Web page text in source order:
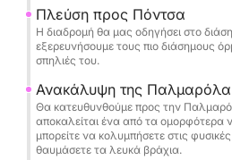
φουσκωτό μας είναι το
εξερευνήσετε κάθε γωνιά
Μπορείτε να χαλαρώσετε
κολύμβηση με αναπνευστήρα
νερά και να διασκεδάσετε με
φουσκωτά μας, όλα σε μια
Πλεύση προς Πόντσα
Η διαδρομή θα μας οδηγήσει στο
εξερευνήσουμε τους πιο διάσημους
σπηλιές του.
Ανακάλυψη της Παλμαρόλα
Θα κατευθυνθούμε προς την
αποκαλείται ένα από τα ομορφότερα
μπορείτε να κολυμπήσετε στις
θαυμάσετε τα λευκά βράχια.